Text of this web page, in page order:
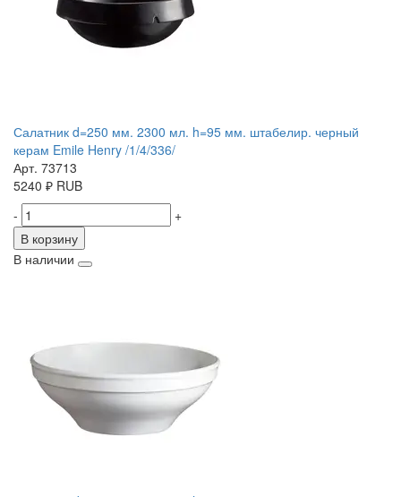
Салатник d=250 мм. 2300 мл. h=95 мм. штабелир. черный
керам Emile Henry /1/4/336/
Арт. 73713
5240 ₽ RUB
-
+
В корзину
В наличии